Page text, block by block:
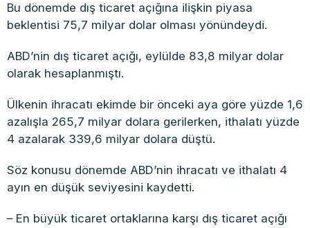
Bu dönemde dış ticaret açığına ilişkin piyasa
beklentisi 75,7 milyar dolar olması yönündeydi.
ABD’nin dış ticaret açığı, eylülde 83,8 milyar dolar
olarak hesaplanmıştı.
Ülkenin ihracatı ekimde bir önceki aya göre yüzde 1,6
azalışla 265,7 milyar dolara gerilerken, ithalatı yüzde
4 azalarak 339,6 milyar dolara düştü.
Söz konusu dönemde ABD’nin ihracatı ve ithalatı 4
ayın en düşük seviyesini kaydetti.
– En büyük ticaret ortaklarına karşı dış ticaret açığı